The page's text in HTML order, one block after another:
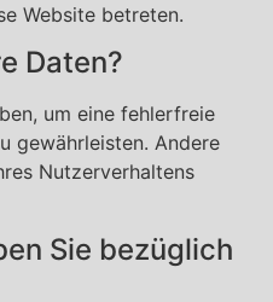
Website betreten.
Daten?
um eine fehlerfreie
gewährleisten. Andere
Nutzerverhaltens
Sie bezüglich